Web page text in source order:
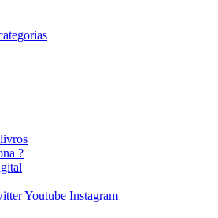
?
Youtube Instagram